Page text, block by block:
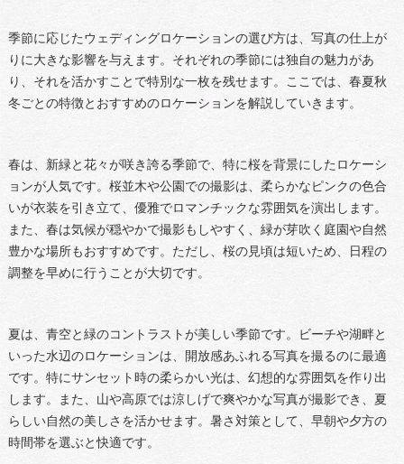
季節に応じたウェディングロケーションの選び方は、写真の仕上が
りに大きな影響を与えます。それぞれの季節には独自の魅力があ
り、それを活かすことで特別な一枚を残せます。ここでは、春夏秋
冬ごとの特徴とおすすめのロケーションを解説していきます。
春は、新緑と花々が咲き誇る季節で、特に桜を背景にしたロケーシ
ョンが人気です。桜並木や公園での撮影は、柔らかなピンクの色合
いが衣装を引き立て、優雅でロマンチックな雰囲気を演出します。
また、春は気候が穏やかで撮影もしやすく、緑が芽吹く庭園や自然
豊かな場所もおすすめです。ただし、桜の見頃は短いため、日程の
調整を早めに行うことが大切です。
夏は、青空と緑のコントラストが美しい季節です。ビーチや湖畔と
いった水辺のロケーションは、開放感あふれる写真を撮るのに最適
です。特にサンセット時の柔らかい光は、幻想的な雰囲気を作り出
します。また、山や高原では涼しげで爽やかな写真が撮影でき、夏
らしい自然の美しさを活かせます。暑さ対策として、早朝や夕方の
時間帯を選ぶと快適です。